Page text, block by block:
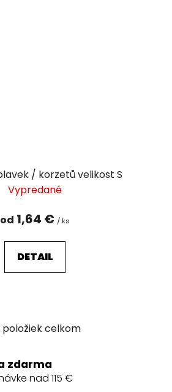
/ korzetů velikost S
Vypredané
od 1,64 € / ks
DETAIL
O
l
á
položiek celkom
zdarma
nad 115 €